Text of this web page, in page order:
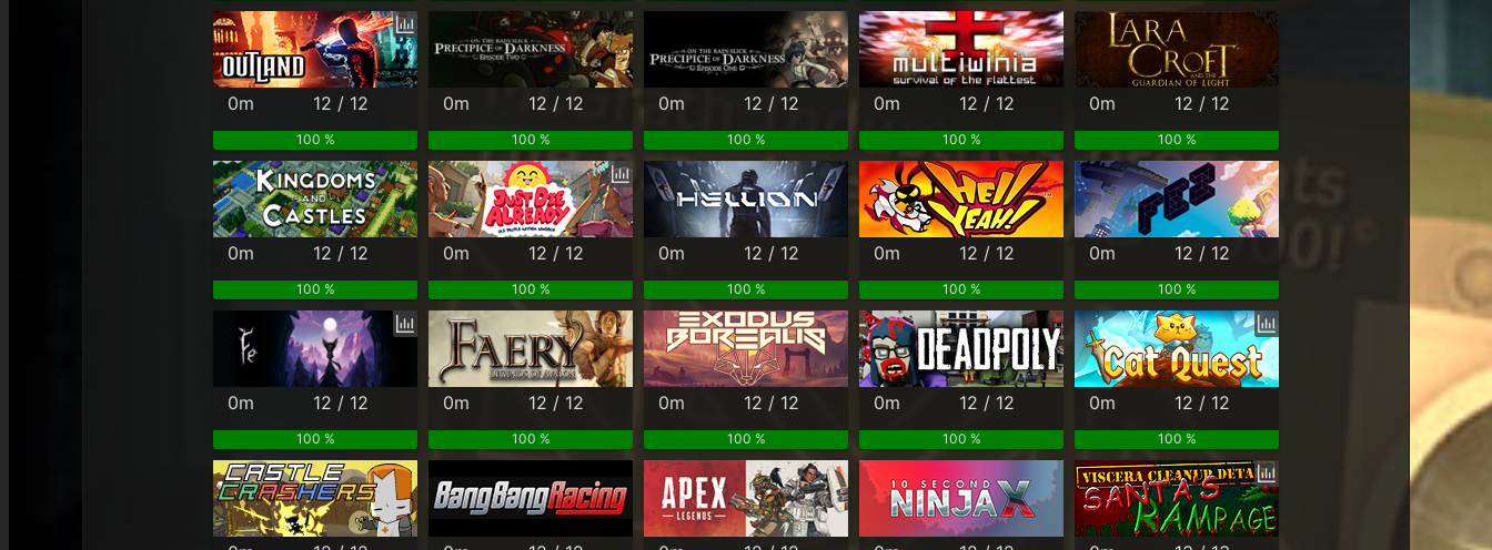
0m 12 / 12
100 %
0m 12 / 12
100 %
0m 12 / 12
100 %
0m 12 / 12
100 %
0m 12 / 12
100 %
0m 12 / 12
100 %
0m 12 / 12
100 %
0m 12 / 12
100 %
0m 12 / 12
100 %
0m 12 / 12
100 %
0m 12 / 12
100 %
0m 12 / 12
100 %
0m 12 / 12
100 %
0m 12 / 12
100 %
0m 12 / 12
100 %